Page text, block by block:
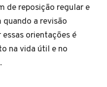
de reposição regular e
a revisão
orientações é
na vida útil e no